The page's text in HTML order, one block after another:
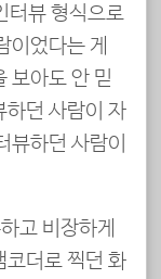
터뷰 형식으로
이었다는 게
보아도 안 믿
하던 사람이 자
뷰하던 사람이
고 비장하게
코더로 찍던 화